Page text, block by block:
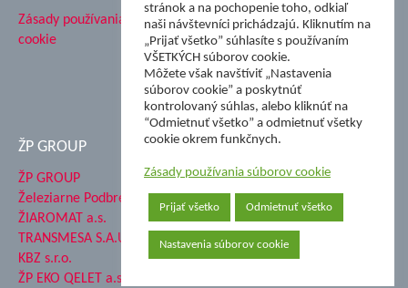
Zásady používania súborov
cookie
ŽP GROUP
ŽP GROUP
Železiarne Podbrezová a.s.
ŽIAROMAT a.s.
TRANSMESA S.A.U.
KBZ s.r.o.
ŽP EKO QELET a.s.
stránok a na pochopenie toho, odkiaľ
naši návštevníci prichádzajú. Kliknutím na
„Prijať všetko” súhlasíte s používaním
VŠETKÝCH súborov cookie.
Môžete však navštíviť „Nastavenia
súborov cookie” a poskytnúť
kontrolovaný súhlas, alebo kliknúť na
“Odmietnuť všetko” a odmietnuť všetky
cookie okrem funkčnych.
Zásady používania súborov cookie
Prijať všetko Odmietnuť všetko
Nastavenia súborov cookie